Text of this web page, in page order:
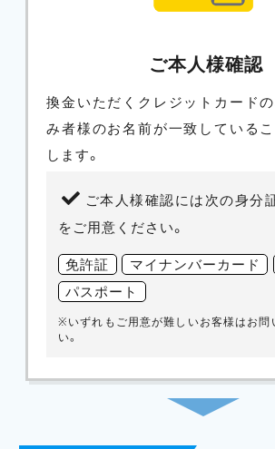
ご本人様確認
換金いただくクレジットカード
み者様のお名前が一致している
します。
ご本人様確認には次の身分
をご用意ください。
免許証 マイナンバーカード
パスポート
※いずれもご用意が難しいお客様はお問
い。